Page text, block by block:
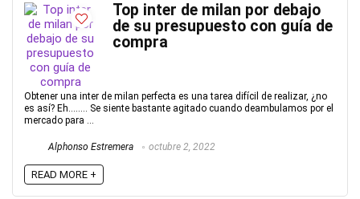
Top inter de milan por debajo
de su presupuesto con guía de
compra
Obtener una inter de milan perfecta es una tarea difícil de realizar, ¿no
es así? Eh…….. Se siente bastante agitado cuando deambulamos por el
mercado para ...
Alphonso Estremera octubre 2, 2022
READ MORE +